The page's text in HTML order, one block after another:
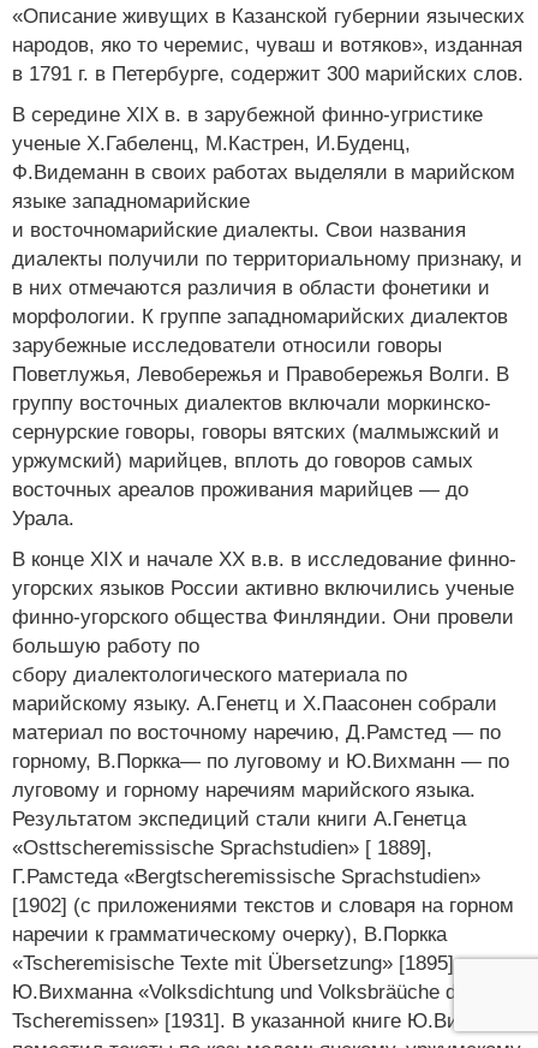
«Описание живущих в Казанской губернии языческих
народов, яко то черемис, чуваш и вотяков», изданная
в 1791 г. в Петербурге, содержит 300 марийских слов.
В середине XIX в. в зарубежной финно-угристике
ученые Х.Габеленц, М.Кастрен, И.Буденц,
Ф.Видеманн в своих работах выделяли в марийском
языке западномарийские
и восточномарийские диалекты. Свои названия
диалекты получили по территориальному признаку, и
в них отмечаются различия в области фонетики и
морфологии. К группе западномарийских диалектов
зарубежные исследователи относили говоры
Поветлужья, Левобережья и Правобережья Волги. В
группу восточных диалектов включали моркинско-
сернурские говоры, говоры вятских (малмыжский и
уржумский) марийцев, вплоть до говоров самых
восточных ареалов проживания марийцев — до
Урала.
В конце XIX и начале XX в.в. в исследование финно-
угорских языков России активно включились ученые
финно-угорского общества Финляндии. Они провели
большую работу по
сбору диалектологического материала по
марийскому языку. А.Генетц и Х.Паасонен собрали
материал по восточному наречию, Д.Рамстед — по
горному, В.Поркка— по луговому и Ю.Вихманн — по
луговому и горному наречиям марийского языка.
Результатом экспедиций стали книги А.Генетца
«Osttscheremissische Sprachstudien» [ 1889],
Г.Рамстеда «Bergtscheremissische Sprachstudien»
[1902] (с приложениями текстов и словаря на горном
наречии к грамматическому очерку), В.Поркка
«Tscheremisische Texte mit Übersetzung» [1895],
Ю.Вихманна «Volksdichtung und Volksbräüche der
Tscheremissen» [1931]. В указанной книге Ю.Вихманн